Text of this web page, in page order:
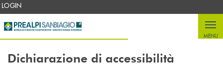
Salta al contenuto principale
LOGIN
MENU
Dichiarazione di accessibilità